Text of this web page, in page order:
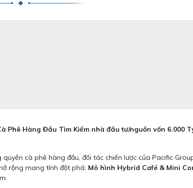
Phê Hàng Đầu Tìm Kiếm nhà đầu tư/nguồn vốn 6.000
cà phê hàng đầu, đối tác chiến lược của Pacific
rộng mang tính đột phá: Mô hình Hybrid Café & Mini